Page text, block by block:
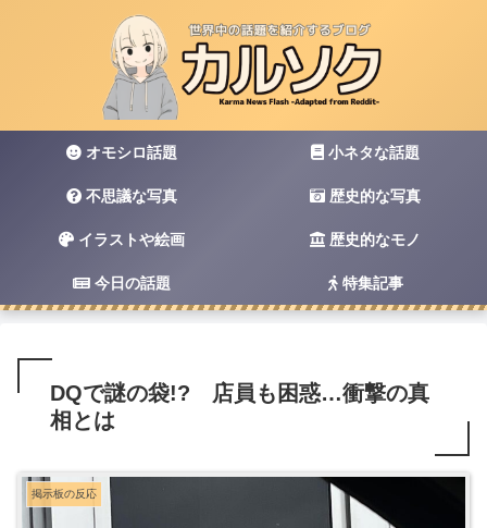
オモシロ話題 小ネタな話題
不思議な写真 歴史的な写真
イラストや絵画 歴史的なモノ
今日の話題 特集記事
DQで謎の袋!? 店員も困惑…衝撃の真
相とは
掲示板の反応